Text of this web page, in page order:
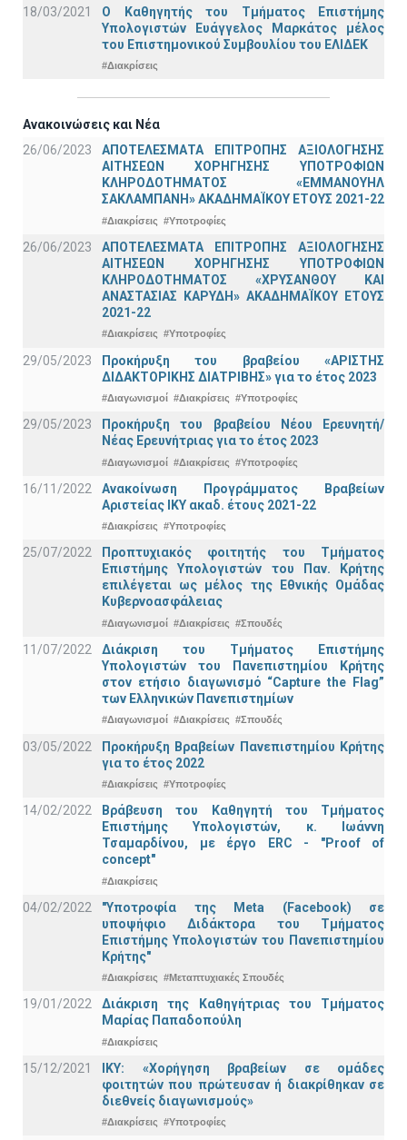
18/03/2021
Ο Καθηγητής του Τμήματος Επιστήμης
Υπολογιστών Ευάγγελος Μαρκάτος μέλος
του Επιστημονικού Συμβουλίου του ΕΛΙΔΕΚ
#Διακρίσεις
Ανακοινώσεις και Νέα
26/06/2023
ΑΠΟΤΕΛΕΣΜΑΤΑ ΕΠΙΤΡΟΠΗΣ ΑΞΙΟΛΟΓΗΣΗΣ
ΑΙΤΗΣΕΩΝ ΧΟΡΗΓΗΣΗΣ ΥΠΟΤΡΟΦΙΩΝ
ΚΛΗΡΟΔΟΤΗΜΑΤΟΣ «ΕΜΜΑΝΟΥΗΛ
ΣΑΚΛΑΜΠΑΝΗ» ΑΚΑΔΗΜΑΪΚΟΥ ΕΤΟΥΣ 2021-22
#Διακρίσεις #Υποτροφίες
26/06/2023
ΑΠΟΤΕΛΕΣΜΑΤΑ ΕΠΙΤΡΟΠΗΣ ΑΞΙΟΛΟΓΗΣΗΣ
ΑΙΤΗΣΕΩΝ ΧΟΡΗΓΗΣΗΣ ΥΠΟΤΡΟΦΙΩΝ
ΚΛΗΡΟΔΟΤΗΜΑΤΟΣ «ΧΡΥΣΑΝΘΟΥ ΚΑΙ
ΑΝΑΣΤΑΣΙΑΣ ΚΑΡΥΔΗ» ΑΚΑΔΗΜΑΪΚΟΥ ΕΤΟΥΣ
2021-22
#Διακρίσεις #Υποτροφίες
29/05/2023
Προκήρυξη του βραβείου «ΑΡΙΣΤΗΣ
ΔΙΔΑΚΤΟΡΙΚΗΣ ΔΙΑΤΡΙΒΗΣ» για το έτος 2023
#Διαγωνισμοί #Διακρίσεις #Υποτροφίες
29/05/2023
Προκήρυξη του βραβείου Νέου Ερευνητή/
Νέας Ερευνήτριας για το έτος 2023
#Διαγωνισμοί #Διακρίσεις #Υποτροφίες
16/11/2022
Ανακοίνωση Προγράμματος Βραβείων
Αριστείας ΙΚΥ ακαδ. έτους 2021-22
#Διακρίσεις #Υποτροφίες
25/07/2022
Προπτυχιακός φοιτητής του Τμήματος
Επιστήμης Υπολογιστών του Παν. Κρήτης
επιλέγεται ως μέλος της Εθνικής Ομάδας
Κυβερνοασφάλειας
#Διαγωνισμοί #Διακρίσεις #Σπουδές
11/07/2022
Διάκριση του Τμήματος Επιστήμης
Υπολογιστών του Πανεπιστημίου Κρήτης
στον ετήσιο διαγωνισμό “Capture the Flag”
των Ελληνικών Πανεπιστημίων
#Διαγωνισμοί #Διακρίσεις #Σπουδές
03/05/2022
Προκήρυξη Βραβείων Πανεπιστημίου Κρήτης
για το έτος 2022
#Διακρίσεις #Υποτροφίες
14/02/2022
Βράβευση του Καθηγητή του Τμήματος
Επιστήμης Υπολογιστών, κ. Ιωάννη
Τσαμαρδίνου, με έργο ERC - "Proof of
concept"
#Διακρίσεις
04/02/2022
"Υποτροφία της Meta (Facebook) σε
υποψήφιο Διδάκτορα του Τμήματος
Επιστήμης Υπολογιστών του Πανεπιστημίου
Κρήτης"
#Διακρίσεις #Μεταπτυχιακές Σπουδές
19/01/2022
Διάκριση της Καθηγήτριας του Τμήματος
Μαρίας Παπαδοπούλη
#Διακρίσεις
15/12/2021
IKY: «Χορήγηση βραβείων σε ομάδες
φοιτητών που πρώτευσαν ή διακρίθηκαν σε
διεθνείς διαγωνισμούς»
#Διακρίσεις #Υποτροφίες